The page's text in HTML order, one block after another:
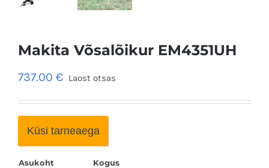
Makita Võsalõikur EM4351UH
737.00 € Laost otsas
Küsi tarneaega
Asukoht Kogus